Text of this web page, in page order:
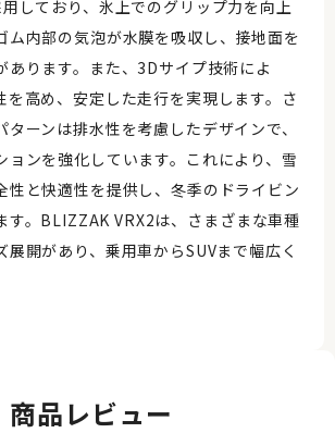
しており、氷上でのグリップ力を向上
ム内部の気泡が水膜を吸収し、接地面を
あります。また、3Dサイプ技術によ
を高め、安定した走行を実現します。さ
ターンは排水性を考慮したデザインで、
ョンを強化しています。これにより、雪
性と快適性を提供し、冬季のドライビン
す。BLIZZAK VRX2は、さまざまな車種
展開があり、乗用車からSUVまで幅広く
商品レビュー